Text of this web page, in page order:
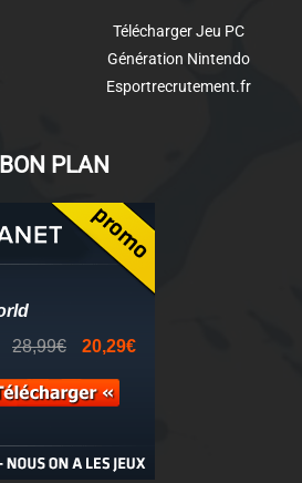
Télécharger Jeu PC
Génération Nintendo
Esportrecrutement.fr
BON PLAN